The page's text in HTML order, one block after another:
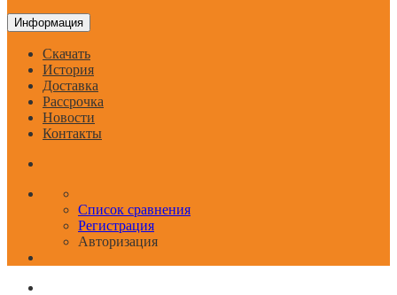
Информация
Скачать
История
Доставка
Рассрочка
Новости
Контакты
Список сравнения
Регистрация
Авторизация